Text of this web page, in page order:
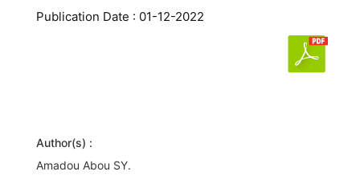
Publication Date : 01-12-2022
Author(s) :
Amadou Abou SY.